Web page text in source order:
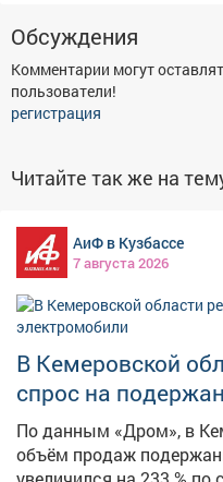
Обсуждения
Комментарии могут
пользователи!
регистрация
Читайте так же на
АиФ в Кузбассе
7 августа 2026
В Кемеровской
спрос на
По данным «Дром», в
объём продаж